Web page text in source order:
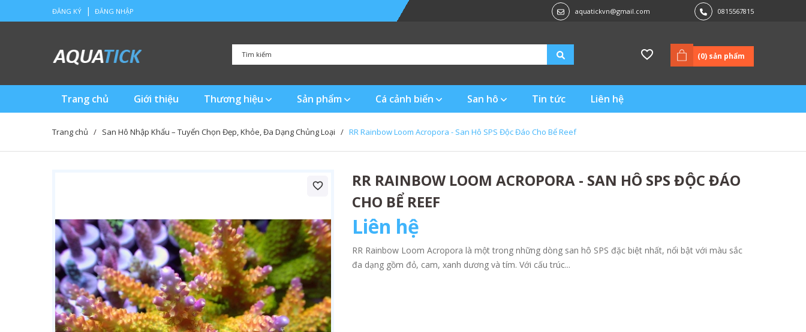
ĐĂNG KÝ | ĐĂNG NHẬP aquatickvn@gmail.com 0815567815
(0) sản phẩm
Trang chủ Giới thiệu Thương hiệu Sản phẩm Cá cảnh biển San hô Tin tức Liên hệ
Trang chủ / San Hô Nhập Khẩu – Tuyển Chọn Đẹp, Khỏe, Đa Dạng Chủng Loại / RR Rainbow Loom Acropora - San Hô SPS Độc Đáo Cho Bể Reef
RR RAINBOW LOOM ACROPORA - SAN HÔ SPS ĐỘC ĐÁO
CHO BỂ REEF
Liên hệ
RR Rainbow Loom Acropora là một trong những dòng san hô SPS đặc biệt nhất, nổi bật với màu sắc
đa dạng gồm đỏ, cam, xanh dương và tím. Với cấu trúc...